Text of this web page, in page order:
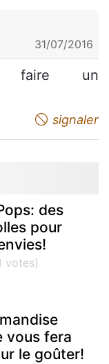
31/07/2016
un
signaler
des
pour
vous fera
le goûter!